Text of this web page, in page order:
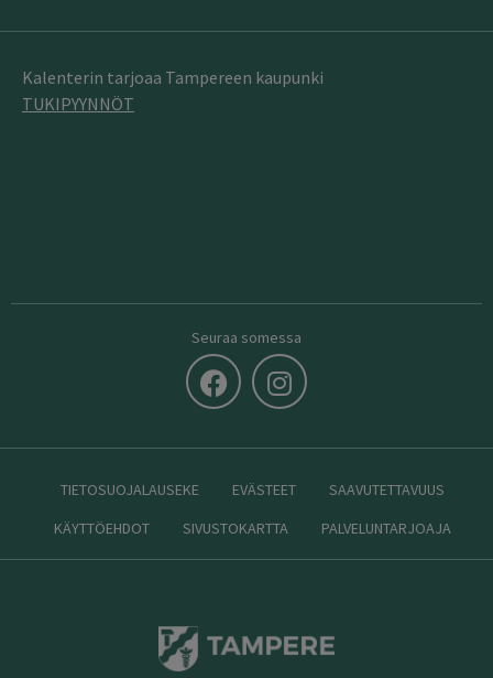
Kalenterin tarjoaa Tampereen kaupunki
TUKIPYYNNÖT
Seuraa somessa
TIETOSUOJALAUSEKE EVÄSTEET
SAAVUTETTAVUUS
KÄYTTÖEHDOT
SIVUSTOKARTTA PALVELUNTARJOAJA